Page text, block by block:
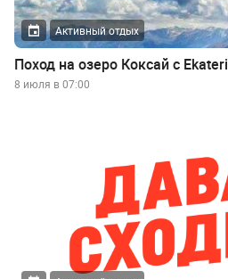
Активный отдых
Поход на озеро Коксай с
8 июля в 07:00